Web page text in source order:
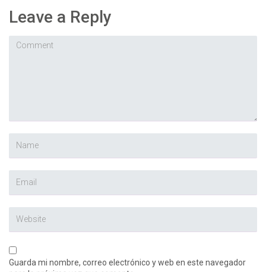
Leave a Reply
Guarda mi nombre, correo electrónico y web en este navegador